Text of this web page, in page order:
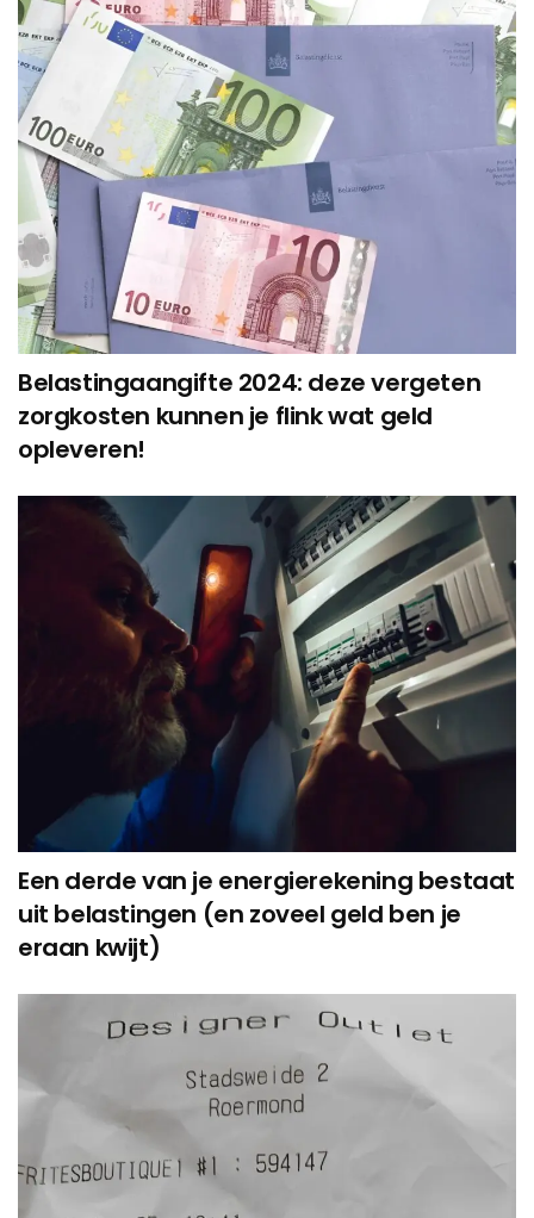
Belastingaangifte 2024: deze vergeten
zorgkosten kunnen je flink wat geld
opleveren!
Een derde van je energierekening bestaat
uit belastingen (en zoveel geld ben je
eraan kwijt)